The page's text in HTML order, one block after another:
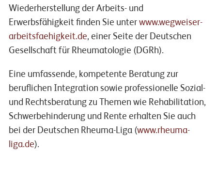
Wiederherstellung der Arbeits- und
Erwerbsfähigkeit finden Sie unter www.wegweiser-
arbeitsfaehigkeit.de, einer Seite der Deutschen
Gesellschaft für Rheumatologie (DGRh).
Eine umfassende, kompetente Beratung zur
beruflichen Integration sowie professionelle Sozial-
und Rechtsberatung zu Themen wie Rehabilitation,
Schwerbehinderung und Rente erhalten Sie auch
bei der Deutschen Rheuma-Liga (www.rheuma-
liga.de).